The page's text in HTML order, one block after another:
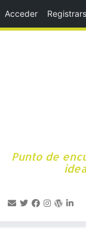
Punto de
Acceder